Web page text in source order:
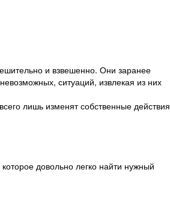
и взвешенно. Они заранее
ситуаций, извлекая из них
лишь изменят собственные действия
довольно легко найти нужный